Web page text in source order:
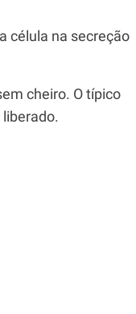
célula na secreção
cheiro. O típico